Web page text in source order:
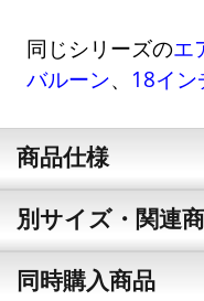
同じシリーズのエ
バルーン、 18イン
商品仕様
別サイズ・関連
同時購入商品